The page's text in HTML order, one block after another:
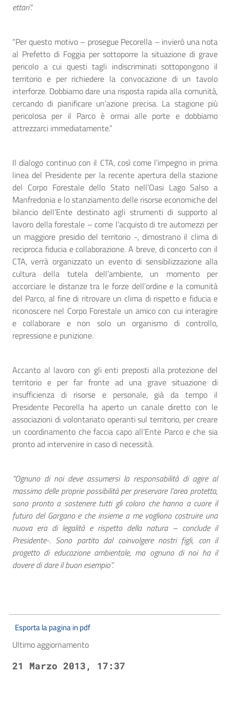
ettari”.
“Per questo motivo – prosegue Pecorella – invierò una nota
al Prefetto di Foggia per sottoporre la situazione di grave
pericolo a cui questi tagli indiscriminati sottopongono il
territorio e per richiedere la convocazione di un tavolo
interforze. Dobbiamo dare una risposta rapida alla comunità,
cercando di pianificare un’azione precisa. La stagione più
pericolosa per il Parco è ormai alle porte e dobbiamo
attrezzarci immediatamente.”
Il dialogo continuo con il CTA, così come l’impegno in prima
linea del Presidente per la recente apertura della stazione
del Corpo Forestale dello Stato nell’Oasi Lago Salso a
Manfredonia e lo stanziamento delle risorse economiche del
bilancio dell’Ente destinato agli strumenti di supporto al
lavoro della forestale – come l’acquisto di tre automezzi per
un maggiore presidio del territorio -, dimostrano il clima di
reciproca fiducia e collaborazione. A breve, di concerto con il
CTA, verrà organizzato un evento di sensibilizzazione alla
cultura della tutela dell’ambiente, un momento per
accorciare le distanze tra le forze dell’ordine e la comunità
del Parco, al fine di ritrovare un clima di rispetto e fiducia e
riconoscere nel Corpo Forestale un amico con cui interagire
e collaborare e non solo un organismo di controllo,
repressione e punizione.
Accanto al lavoro con gli enti preposti alla protezione del
territorio e per far fronte ad una grave situazione di
insufficienza di risorse e personale, già da tempo il
Presidente Pecorella ha aperto un canale diretto con le
associazioni di volontariato operanti sul territorio, per creare
un coordinamento che faccia capo all’Ente Parco e che sia
pronto ad intervenire in caso di necessità.
“Ognuno di noi deve assumersi la responsabilità di agire al
massimo delle proprie possibilità per preservare l’area protetta,
sono pronto a sostenere tutti gli coloro che hanno a cuore il
futuro del Gargano e che insieme a me vogliono costruire una
nuova era di legalità e rispetto della natura – conclude il
Presidente-. Sono partito dal coinvolgere nostri figli, con il
progetto di educazione ambientale, ma ognuno di noi ha il
dovere di dare il buon esempio”.
Esporta la pagina in pdf
Ultimo aggiornamento
21 Marzo 2013, 17:37